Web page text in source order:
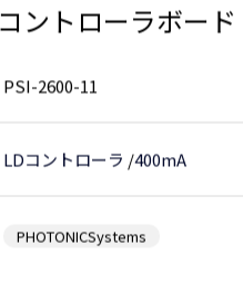
ントローラボード
PSI-2600-11
LDコントローラ /400mA
PHOTONICSystems